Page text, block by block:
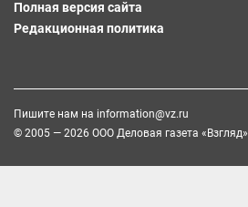
Полная версия сайта
Редакционная политика
Пишите нам на information@vz.ru
© 2005 — 2026 ООО Деловая газета «Взгляд»